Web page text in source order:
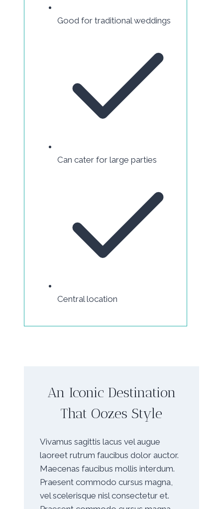
Good for traditional weddings
Can cater for large parties
Central location
An Iconic Destination
That Oozes Style
Vivamus sagittis lacus vel augue
laoreet rutrum faucibus dolor auctor.
Maecenas faucibus mollis interdum.
Praesent commodo cursus magna,
vel scelerisque nisl consectetur et.